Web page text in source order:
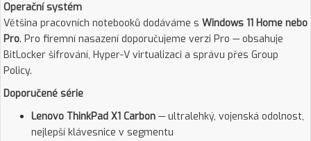
Operační systém
Většina pracovních notebooků dodáváme s Windows 11 Home nebo
Pro. Pro firemní nasazení doporučujeme verzi Pro — obsahuje
BitLocker šifrování, Hyper-V virtualizaci a správu přes Group
Policy.
Doporučené série
Lenovo ThinkPad X1 Carbon — ultralehký, vojenská odolnost,
nejlepší klávesnice v segmentu